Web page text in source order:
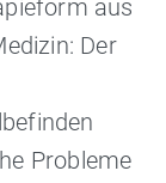
aus
Der
Probleme